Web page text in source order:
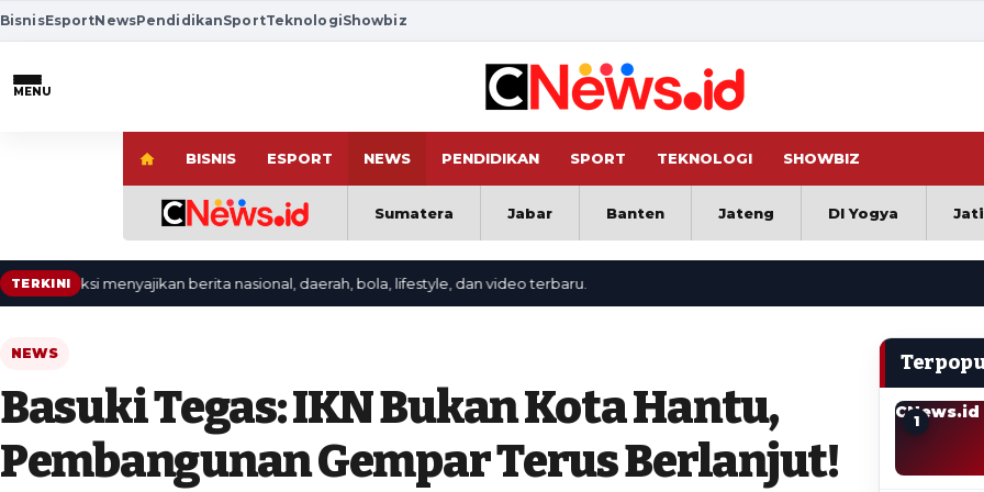
BisnisEsportNewsPendidikanSportTeknologiShowbiz
MENU
BISNIS ESPORT NEWS PENDIDIKAN SPORT TEKNOLOGI SHOWBIZ
Sumatera Jabar Banten Jateng DI Yogya
TERKINI
menyajikan berita nasional, daerah, bola, lifestyle, dan video terbaru.
NEWS
Basuki Tegas: IKN Bukan Kota Hantu,
Pembangunan Gempar Terus Berlanjut!
CNews.id
1